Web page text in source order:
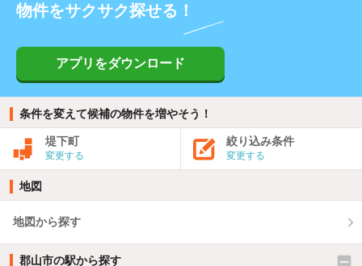
物件をサクサク探せる！
アプリをダウンロード
条件を変えて候補の物件を増やそう！
堤下町
変更する
絞り込み条件
変更する
地図
地図から探す
郡山市の駅から探す